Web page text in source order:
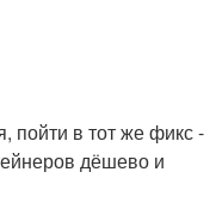
пойти в тот же фикс -
дёшево и